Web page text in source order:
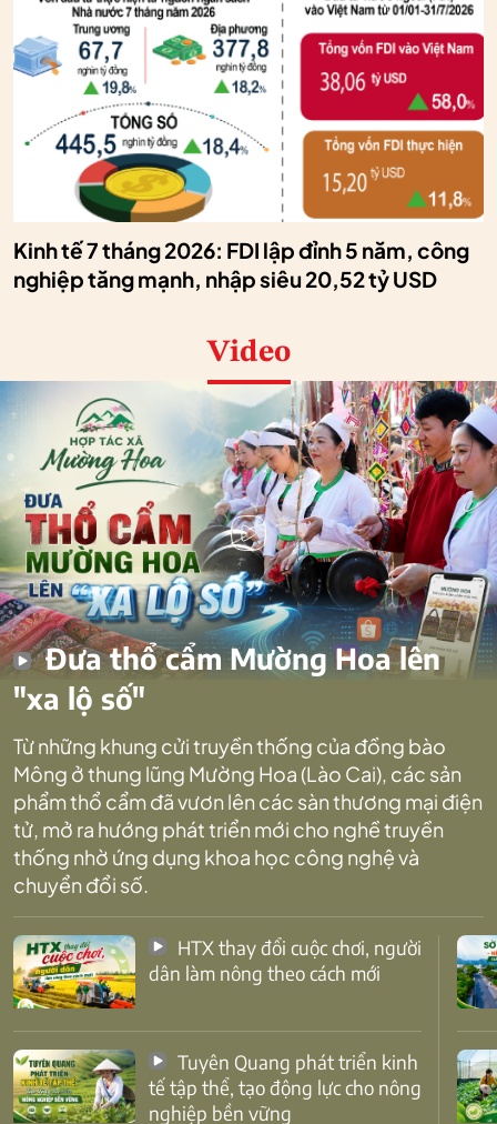
Kinh tế 7 tháng 2026: FDI lập đỉnh 5 năm, công
nghiệp tăng mạnh, nhập siêu 20,52 tỷ USD
Video
Đưa thổ cẩm Mường Hoa lên
"xa lộ số"
Từ những khung cửi truyền thống của đồng bào
Mông ở thung lũng Mường Hoa (Lào Cai), các sản
phẩm thổ cẩm đã vươn lên các sàn thương mại điện
tử, mở ra hướng phát triển mới cho nghề truyền
thống nhờ ứng dụng khoa học công nghệ và
chuyển đổi số.
dân làm nông theo cách mới
tế tập thể, tạo động lực cho nông
nghiệp bền vững